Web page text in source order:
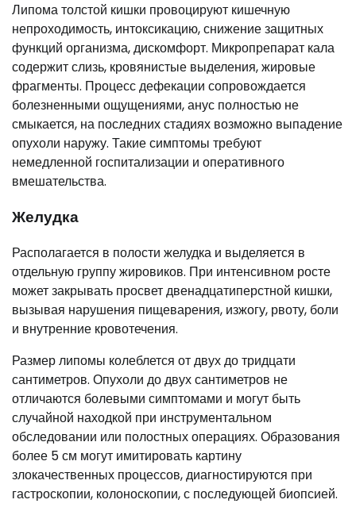
Липома толстой кишки провоцируют кишечную
непроходимость, интоксикацию, снижение защитных
функций организма, дискомфорт. Микропрепарат кала
содержит слизь, кровянистые выделения, жировые
фрагменты. Процесс дефекации сопровождается
болезненными ощущениями, анус полностью не
смыкается, на последних стадиях возможно выпадение
опухоли наружу. Такие симптомы требуют
немедленной госпитализации и оперативного
вмешательства.
Желудка
Располагается в полости желудка и выделяется в
отдельную группу жировиков. При интенсивном росте
может закрывать просвет двенадцатиперстной кишки,
вызывая нарушения пищеварения, изжогу, рвоту, боли
и внутренние кровотечения.
Размер липомы колеблется от двух до тридцати
сантиметров. Опухоли до двух сантиметров не
отличаются болевыми симптомами и могут быть
случайной находкой при инструментальном
обследовании или полостных операциях. Образования
более 5 см могут имитировать картину
злокачественных процессов, диагностируются при
гастроскопии, колоноскопии, с последующей биопсией.